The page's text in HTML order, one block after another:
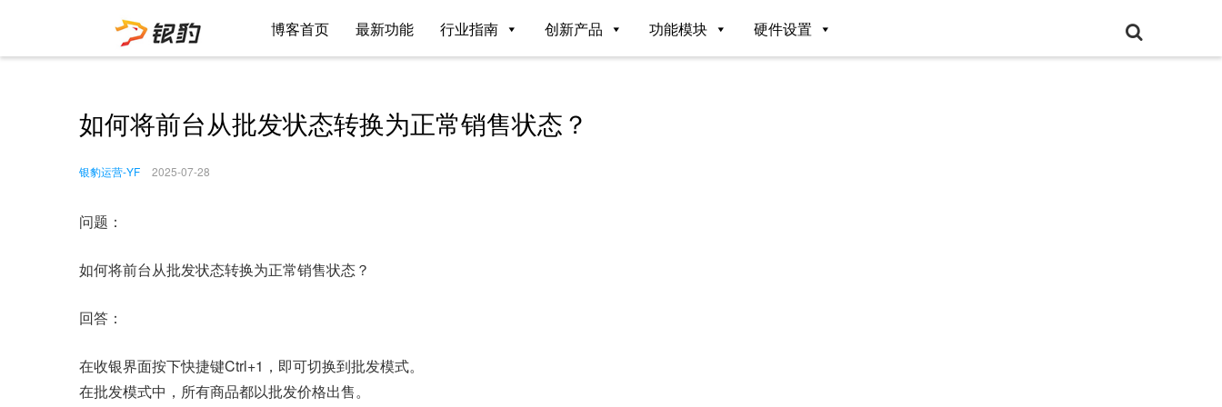
博客首页 最新功能 行业指南 创新产品 功能模块 硬件设置
如何将前台从批发状态转换为正常销售状态？
银豹运营-YF 2025-07-28
问题：
如何将前台从批发状态转换为正常销售状态？
回答：
在收银界面按下快捷键Ctrl+1，即可切换到批发模式。
在批发模式中，所有商品都以批发价格出售。